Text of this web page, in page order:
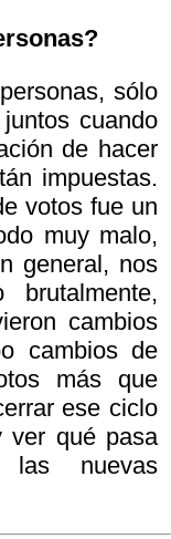
sólo
cuando
de hacer
impuestas.
votos fue un
muy malo,
general, nos
brutalmente,
cambios
cambios de
más que
ese ciclo
ver qué pasa
las nuevas